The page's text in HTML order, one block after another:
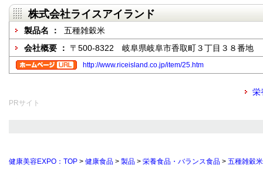
株式会社ライスアイランド
製品名 ：
五種雑穀米
会社概要 ： 〒500-8322 岐阜県岐阜市香取町３丁目３８番地
http://www.riceisland.co.jp/item/25.htm
栄
PRサイト
健康美容EXPO：TOP > 健康食品 > 製品 > 栄養食品・バランス食品 > 五種雑穀米